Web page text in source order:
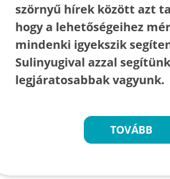
szörnyű hírek között azt
hogy a lehetőségeihez
mindenki igyekszik
Sulinyugival azzal
legjáratosabbak vagyunk.
TOVÁBB